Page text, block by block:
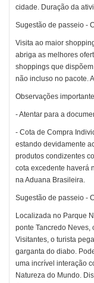
cidade. Duração da
Sugestão de passeio -
Visita ao maior
abriga as melhores
shoppings que
não incluso no pacote.
Observações
- Atentar para a
- Cota de Compra
estando devidamente
produtos condizentes
cota excedente haverá
na Aduana Brasileira.
Sugestão de passeio -
Localizada no Parque
ponte Tancredo
Visitantes, o turista
garganta do diabo.
uma incrível interação
Natureza do Mundo.